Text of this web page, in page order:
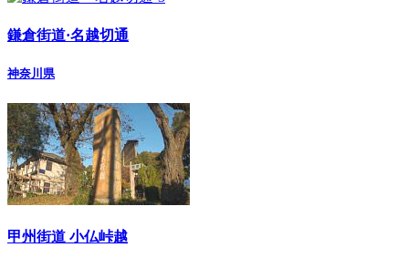
鎌倉街道·名越切通
神奈川県
甲州街道 小仏峠越